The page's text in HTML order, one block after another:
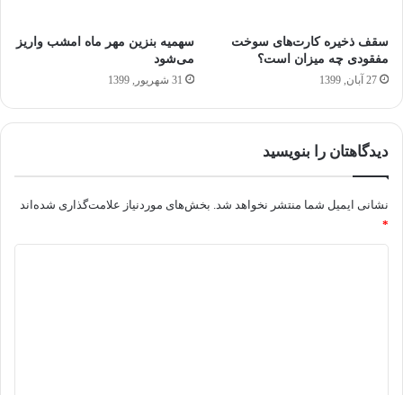
سقف ذخیره کارت‌های سوخت
مفقودی چه میزان است؟
27 آبان, 1399
سهمیه بنزین مهر ماه امشب واریز
می‌شود
31 شهریور, 1399
دیدگاهتان را بنویسید
نشانی ایمیل شما منتشر نخواهد شد. بخش‌های موردنیاز علامت‌گذاری شده‌اند
*